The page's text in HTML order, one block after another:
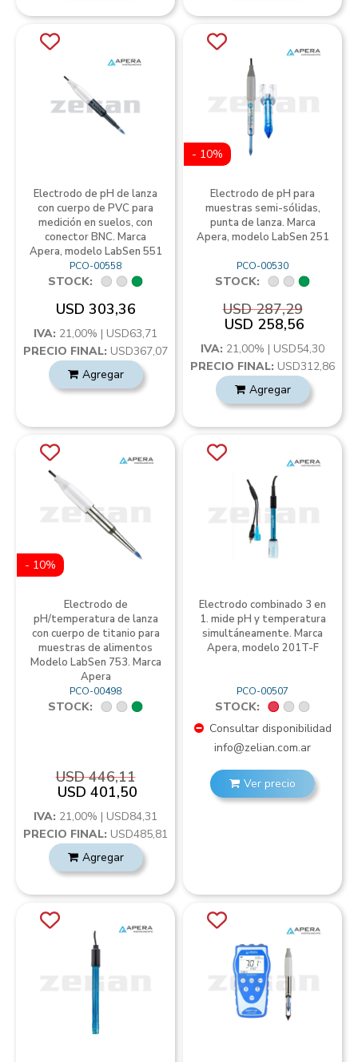
Electrodo de pH de lanza
con cuerpo de PVC para
medición en suelos, con
conector BNC. Marca
Apera, modelo LabSen 551
PCO-00558
STOCK:
USD 303,36
IVA: 21,00% | USD63,71
PRECIO FINAL: USD367,07
Agregar
- 10%
Electrodo de pH para
muestras semi-sólidas,
punta de lanza. Marca
Apera, modelo LabSen 251
PCO-00530
STOCK:
USD 287,29
USD 258,56
IVA: 21,00% | USD54,30
PRECIO FINAL: USD312,86
Agregar
- 10%
Electrodo de
pH/temperatura de lanza
con cuerpo de titanio para
muestras de alimentos
Modelo LabSen 753. Marca
Apera
PCO-00498
STOCK:
USD 446,11
USD 401,50
IVA: 21,00% | USD84,31
PRECIO FINAL: USD485,81
Agregar
Electrodo combinado 3 en
1. mide pH y temperatura
simultáneamente. Marca
Apera, modelo 201T-F
PCO-00507
STOCK:
Consultar disponibilidad
info@zelian.com.ar
Ver precio